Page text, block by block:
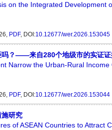
on the Integrated
PDF, DOI:10.12677/wer.2026.153045
吗？——来自280个地级市的实证
Narrow the Urban-Rural
PDF, DOI:10.12677/wer.2026.153044
研究
of ASEAN Countries to Attract